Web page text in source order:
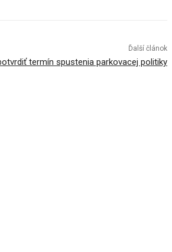
Ďalší článok
termín spustenia parkovacej politiky